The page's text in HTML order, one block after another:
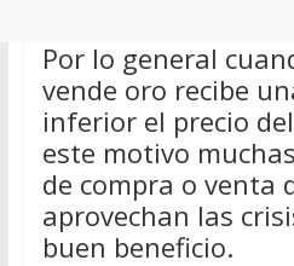
Por lo general
vende oro recibe
inferior el precio
este motivo
de compra o venta
aprovechan las
buen beneficio.